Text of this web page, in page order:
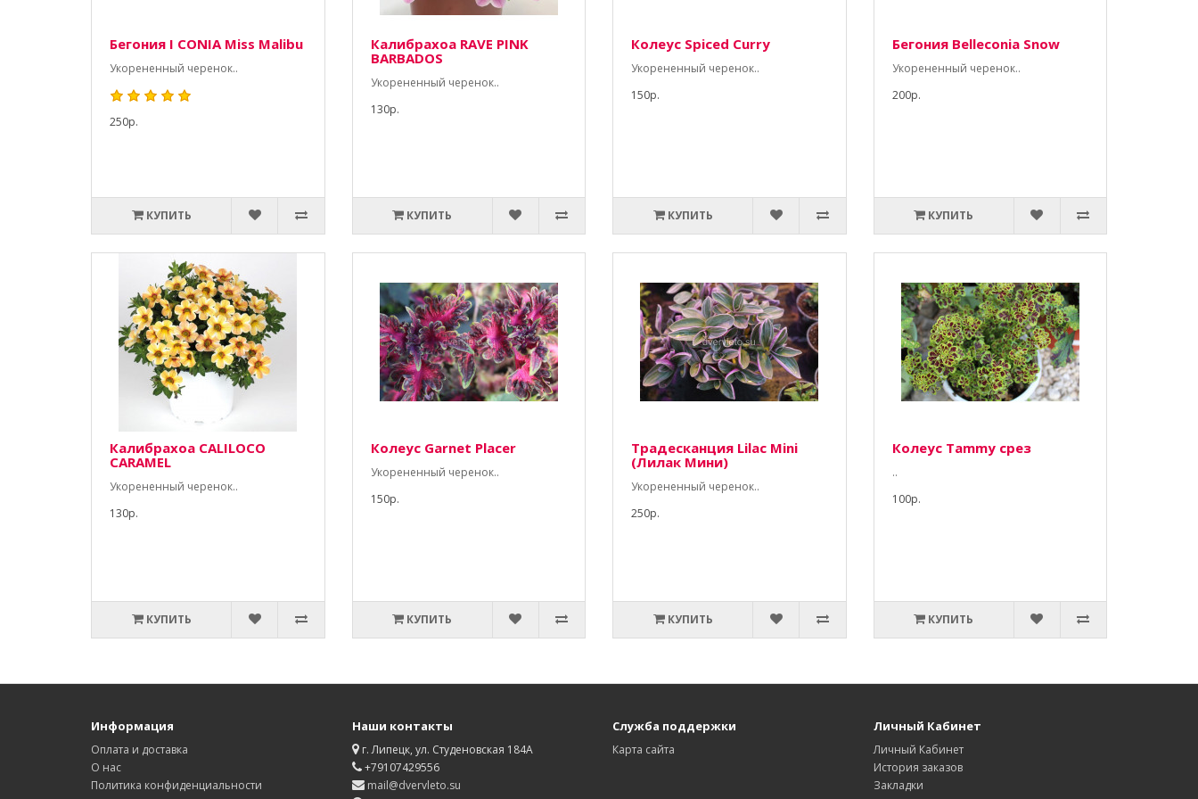
Бегония I CONIA Miss Malibu
Укорененный черенок..
250р.
КУПИТЬ
Калибрахоа RAVE PINK
BARBADOS
Укорененный черенок..
130р.
КУПИТЬ
Колеус Spiced Curry
Укорененный черенок..
150р.
КУПИТЬ
Бегония Belleconia Snow
Укорененный черенок..
200р.
КУПИТЬ
Калибрахоа CALILOCO
CARAMEL
Укорененный черенок..
130р.
КУПИТЬ
Колеус Garnet Placer
Укорененный черенок..
150р.
КУПИТЬ
Традесканция Lilac Mini
(Лилак Мини)
Укорененный черенок..
250р.
КУПИТЬ
Колеус Tammy срез
..
100р.
КУПИТЬ
Информация
Оплата и доставка
О нас
Политика конфиденциальности
Наши контакты
г. Липецк, ул. Студеновская 184А
+79107429556
mail@dvervleto.su
Служба поддержки
Карта сайта
Личный Кабинет
Личный Кабинет
История заказов
Закладки